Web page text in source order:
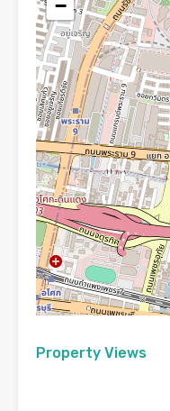
−
Property Views